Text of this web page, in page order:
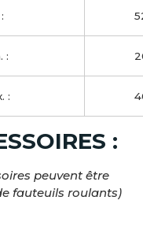
:
:
:
peuvent être
fauteuils roulants)